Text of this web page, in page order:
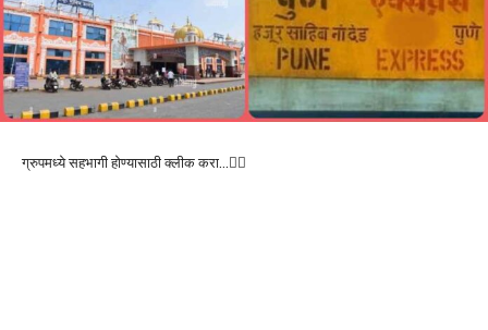
ग्रुपमध्ये सहभागी होण्यासाठी क्लीक करा…👆🏻